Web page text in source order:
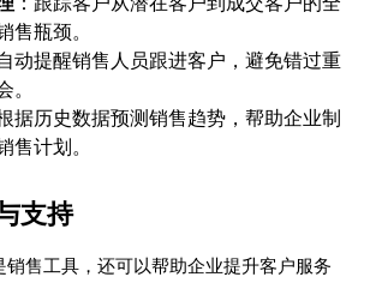
售瓶颈。
动提醒销售人员跟进客户，避免错过重
。
据历史数据预测销售趋势，帮助企业制
售计划。
支持
销售工具，还可以帮助企业提升客户服务